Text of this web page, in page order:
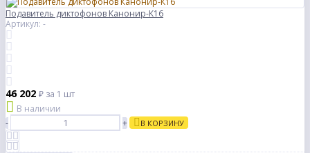
Подавитель диктофонов Канонир-К16
Артикул: -
46 202 ₽ за 1 шт
В наличии
-
+ В КОРЗИНУ